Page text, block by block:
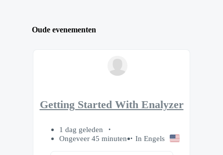
Oude evenementen
Getting Started With Enalyzer
1 dag geleden
Ongeveer 45 minuten
In Engels